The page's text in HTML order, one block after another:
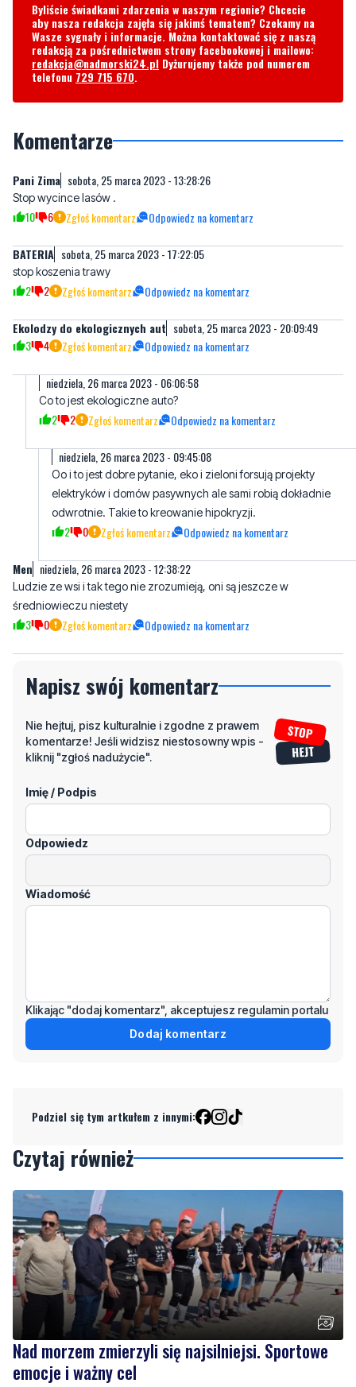
Byliście świadkami zdarzenia w naszym regionie? Chcecie
aby nasza redakcja zajęła się jakimś tematem? Czekamy na
Wasze sygnały i informacje. Można kontaktować się z naszą
redakcją za pośrednictwem strony facebookowej i mailowo:
redakcja@nadmorski24.pl Dyżurujemy także pod numerem
telefonu 729 715 670.
Komentarze
Pani Zima sobota, 25 marca 2023 - 13:28:26
Stop wycince lasów .
10 6 Zgłoś komentarz Odpowiedz na komentarz
BATERIA sobota, 25 marca 2023 - 17:22:05
stop koszenia trawy
2 2 Zgłoś komentarz Odpowiedz na komentarz
Ekolodzy do ekologicznych aut sobota, 25 marca 2023 - 20:09:49
3
4 Zgłoś komentarz Odpowiedz na komentarz
niedziela, 26 marca 2023 - 06:06:58
Co to jest ekologiczne auto?
2 2 Zgłoś komentarz Odpowiedz na komentarz
niedziela, 26 marca 2023 - 09:45:08
Oo i to jest dobre pytanie, eko i zieloni forsują projekty
elektryków i domów pasywnych ale sami robią dokładnie
odwrotnie. Takie to kreowanie hipokryzji.
2 0 Zgłoś komentarz Odpowiedz na komentarz
Men niedziela, 26 marca 2023 - 12:38:22
Ludzie ze wsi i tak tego nie zrozumieją, oni są jeszcze w
średniowieczu niestety
3 0 Zgłoś komentarz Odpowiedz na komentarz
Napisz swój komentarz
Nie hejtuj, pisz kulturalnie i zgodne z prawem
komentarze! Jeśli widzisz niestosowny wpis -
kliknij "zgłoś nadużycie".
Imię / Podpis
Odpowiedz
Wiadomość
Klikając "dodaj komentarz", akceptujesz regulamin portalu
Dodaj komentarz
Podziel się tym artkułem z innymi:
Czytaj również
Nad morzem zmierzyli się najsilniejsi. Sportowe
emocje i ważny cel